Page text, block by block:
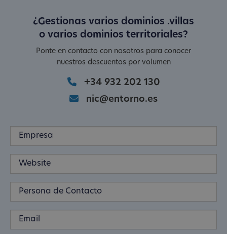
¿Gestionas varios dominios .villas
o varios dominios territoriales?
Ponte en contacto con nosotros para conocer
nuestros descuentos por volumen
+34 932 202 130
nic@entorno.es